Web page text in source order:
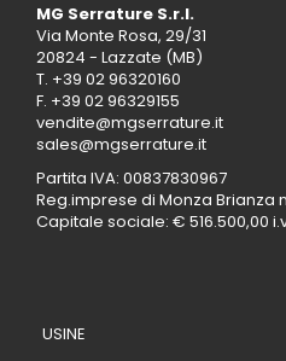
MG Serrature S.r.l.
Via Monte Rosa, 29/31
20824 - Lazzate (MB)
T. +39 02 96320160
F. +39 02 96329155
vendite@mgserrature.it
sales@mgserrature.it
Partita IVA: 00837830967
Reg.imprese di Monza Brianza
Capitale sociale: € 516.500,00
USINE